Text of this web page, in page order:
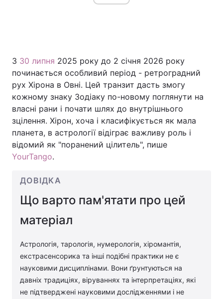
Політика
Економіка Світ
Спорт Наука
Техно і зв'язок Лайт
Зброя
Здоров'я
Цікавинки Погода
Екологія
Лонгріди
Відео з Youtube Статті
Інтерв'ю Думки
З 30 липня 2025 року до 2 січня 2026 року
починається особливий період - ретроградний
рух Хірона в Овні. Цей транзит дасть змогу
кожному знаку Зодіаку по-новому поглянути на
власні рани і почати шлях до внутрішнього
зцілення. Хірон, хоча і класифікується як мала
планета, в астрології відіграє важливу роль і
відомий як "поранений цілитель", пише
YourTango.
ДОВІДКА
Що варто пам'ятати про цей
матеріал
Астрологія, тарологія, нумерологія, хіромантія,
екстрасенсорика та інші подібні практики не є
науковими дисциплінами. Вони ґрунтуються на
давніх традиціях, віруваннях та інтерпретаціях, які
не підтверджені науковими дослідженнями і не